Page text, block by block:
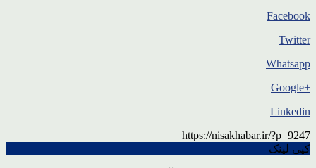
Facebook
Twitter
Whatsapp
+Google
Linkedin
https://nisakhabar.ir/?p=9247
کپی لینک